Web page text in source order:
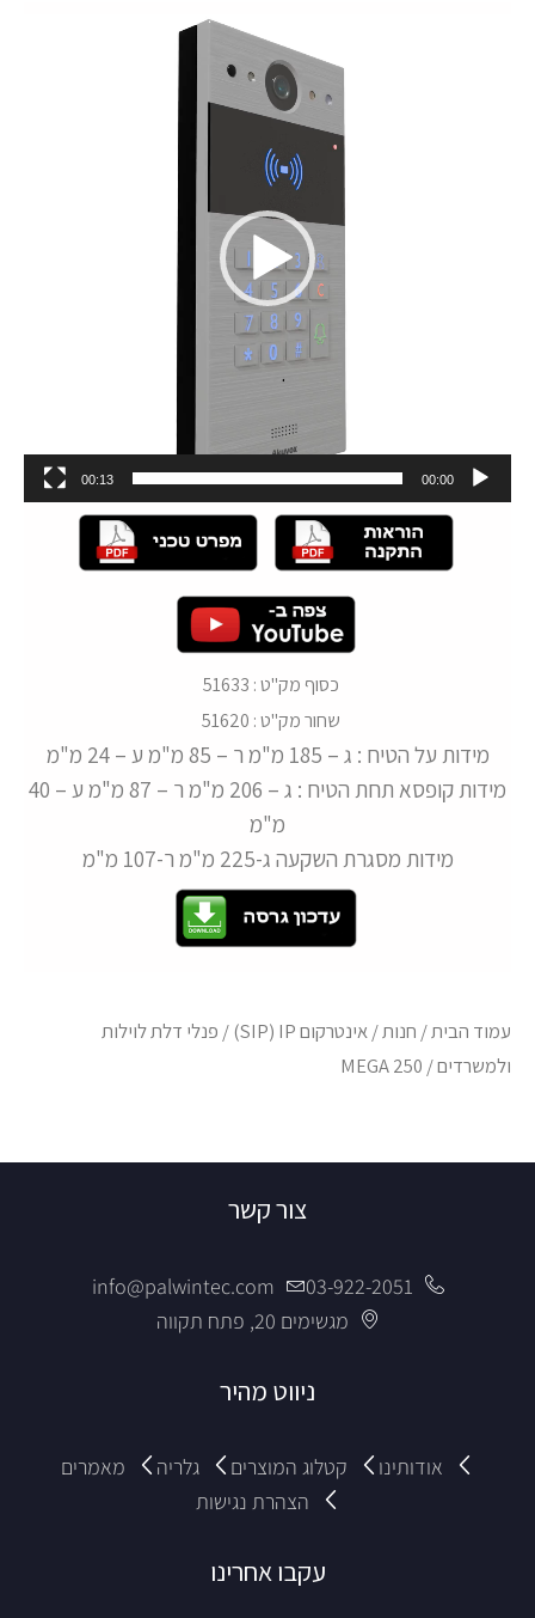
נגן
וידאו
00:00
00:13
כסוף מק"ט : 51633
שחור מק"ט : 51620
מידות על הטיח : ג – 185 מ"מ ר – 85 מ"מ ע – 24 מ"מ
מידות קופסא תחת הטיח : ג – 206 מ"מ ר – 87 מ"מ ע – 40
מ"מ
מידות מסגרת השקעה ג-225 מ"מ ר-107 מ"מ
עמוד הבית/ חנות/אינטרקום SIP) IP) / פנלי דלת לוילות
ולמשרדים/ MEGA 250
צור קשר
03-922-2051
info@palwintec.com
מגשימים 20, פתח תקווה
ניווט מהיר
אודותינו קטלוג המוצרים גלריה
מאמרים
הצהרת נגישות
עקבו אחרינו